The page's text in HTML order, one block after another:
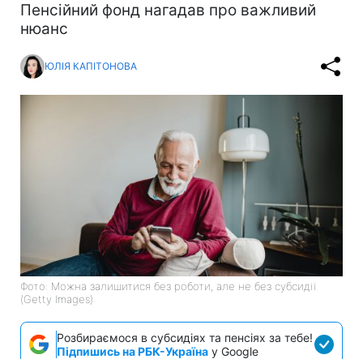
Пенсійний фонд нагадав про важливий
нюанс
ЮЛІЯ КАПІТОНОВА
Фото: Можна залишитися без роботи, але не без субсидії
(Getty Images)
Розбираємося в субсидіях та пенсіях за тебе!
Підпишись на РБК-Україна у Google